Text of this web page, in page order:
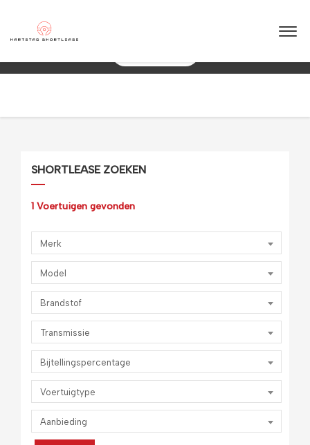
10+ jaar ervaring in shortlease – Betrouwbaar & flexibel!
SHORTLEASE ZOEKEN
1 Voertuigen gevonden
Merk
Model
Brandstof
Transmissie
Bijtellingspercentage
Voertuigtype
Aanbieding